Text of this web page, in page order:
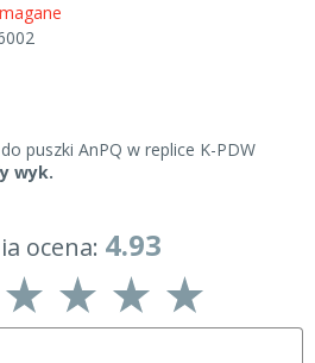
puszki AnPQ w replice K-PDW
wyk.
ocena: 4.93